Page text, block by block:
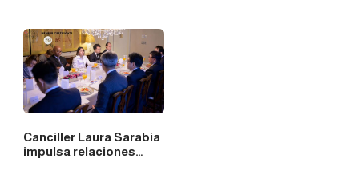
Canciller Laura Sarabia
impulsa relaciones…